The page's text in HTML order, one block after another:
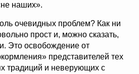
наших».
очевидных проблем? Как ни
прост и, можно сказать,
Это освобождение от
представителей тех
традиций и неверующих с